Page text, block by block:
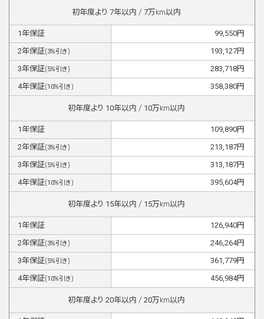
初年度より 7年以内 / 7万km以内
1年保証 99,550円
2年保証(3%引き) 193,127円
3年保証(5%引き) 283,718円
4年保証(10%引き) 358,380円
初年度より 10年以内 / 10万km以内
1年保証 109,890円
2年保証(3%引き) 213,187円
3年保証(5%引き) 313,187円
4年保証(10%引き) 395,604円
初年度より 15年以内 / 15万km以内
1年保証 126,940円
2年保証(3%引き) 246,264円
3年保証(5%引き) 361,779円
4年保証(10%引き) 456,984円
初年度より 20年以内 / 20万km以内